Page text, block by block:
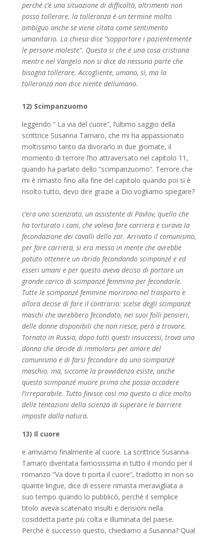
perché c’è una situazione di difficoltà, altrimenti non
posso tollerare. la tolleranza è un termine molto
ambiguo anche se viene citata come sentimento
umanitario. La chiesa dice “sopportare i pazientemente
le persone moleste“. Questa si che è una cosa cristiana
mentre nel Vangelo non si dice da nessuna parte che
bisogna tollerare. Accogliente, umano, sì, ma la
tolleranza non dice niente dellumano.
12) Scimpanzuomo
leggendo “ La via del cuore”, l’ultimo saggio della
scrittrice Susanna Tamaro, che mi ha appassionato
moltissimo tanto da divorarlo in due giornate, il
momento di terrore l’ho attraversato nel capitolo 11,
quando ha parlato dello “scimpanzuomo“. Terrore che
mi è rimasto fino alla fine del capitolo quando poi si è
risolto tutto, devo dire grazie a Dio.vogliamo spiegare?
c’era uno scienziato, un assistente di Pavlov, quello che
ha torturato i cani, che voleva fare carriera e curava la
fecondazione dei cavalli dello zar. Arrivato il comunismo,
per fare carriera, si era messo in mente che avrebbe
potuto ottenere un ibrido fecondando scimpanzé e ed
esseri umani e per questo aveva deciso di portare un
grande carico di scimpanzé femmina per fecondarle.
Tutte le scimpanzé femmine morirono nel trasporto e
allora decise di fare il contrario: scelse degli scimpanzé
maschi che avrebbero fecondato, nei suoi folli pensieri,
delle donne disponibili che non riesce, però a trovare.
Tornato in Russia, dopo tutti questi insuccessi, trova una
donna che decide di immolarsi per amore del
comunismo e di farsi fecondare da uno scimpanzé
maschio. ma, siccome la provvidenza esiste, anche
questo scimpanzé muore prima che possa accadere
l’irreparabile. Tutto finisce così ma questo ci dice molto
delle tentazioni della scienza di superare le barriere
imposte dalla natura.
13) Il cuore
e arriviamo finalmente al cuore. La scrittrice Susanna
Tamaro diventata famosissima in tutto il mondo per il
romanzo “Va dove ti porta il cuore“, tradotto in non so
quante lingue, dice di essere rimasta meravigliata a
suo tempo quando lo pubblicò, perché il semplice
titolo aveva scatenato insulti e derisioni nella
cosiddetta parte più colta e illuminata del paese.
Perché è successo questo, chiediamo a Susanna? Qual